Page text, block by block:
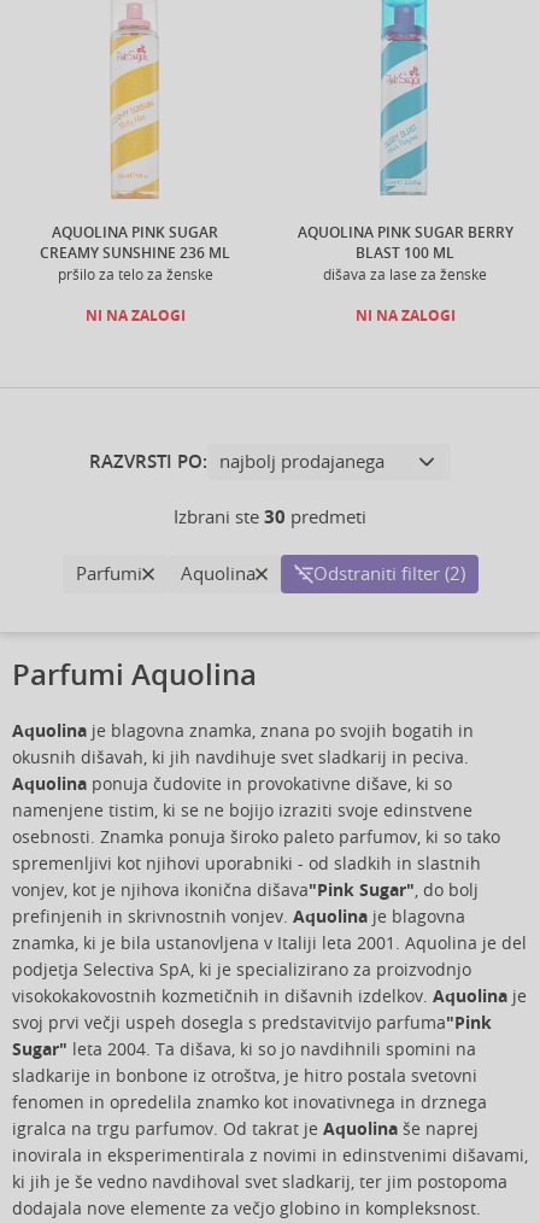
AQUOLINA PINK SUGAR
CREAMY SUNSHINE 236 ML
pršilo za telo za ženske
NI NA ZALOGI
AQUOLINA PINK SUGAR BERRY
BLAST 100 ML
dišava za lase za ženske
NI NA ZALOGI
RAZVRSTI PO:
Izbrani ste 30 predmeti
Parfumi Aquolina Odstraniti filter (2)
Parfumi Aquolina
Aquolina je blagovna znamka, znana po svojih bogatih in
okusnih dišavah, ki jih navdihuje svet sladkarij in peciva.
Aquolina ponuja čudovite in provokativne dišave, ki so
namenjene tistim, ki se ne bojijo izraziti svoje edinstvene
osebnosti. Znamka ponuja široko paleto parfumov, ki so tako
spremenljivi kot njihovi uporabniki - od sladkih in slastnih
vonjev, kot je njihova ikonična dišava"Pink Sugar", do bolj
prefinjenih in skrivnostnih vonjev. Aquolina je blagovna
znamka, ki je bila ustanovljena v Italiji leta 2001. Aquolina je del
podjetja Selectiva SpA, ki je specializirano za proizvodnjo
visokokakovostnih kozmetičnih in dišavnih izdelkov. Aquolina je
svoj prvi večji uspeh dosegla s predstavitvijo parfuma"Pink
Sugar" leta 2004. Ta dišava, ki so jo navdihnili spomini na
sladkarije in bonbone iz otroštva, je hitro postala svetovni
fenomen in opredelila znamko kot inovativnega in drznega
igralca na trgu parfumov. Od takrat je Aquolina še naprej
inovirala in eksperimentirala z novimi in edinstvenimi dišavami,
ki jih je še vedno navdihoval svet sladkarij, ter jim postopoma
dodajala nove elemente za večjo globino in kompleksnost.